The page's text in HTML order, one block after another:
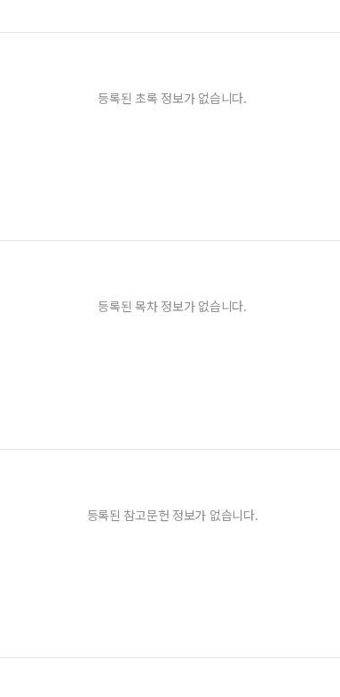
등록된 초록 정보가 없습니다.
등록된 목차 정보가 없습니다.
등록된 참고문헌 정보가 없습니다.